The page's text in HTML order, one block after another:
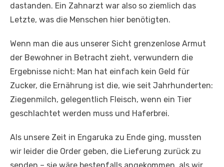
dastanden. Ein Zahnarzt war also so ziemlich das
Letzte, was die Menschen hier benötigten.
Wenn man die aus unserer Sicht grenzenlose Armut
der Bewohner in Betracht zieht, verwundern die
Ergebnisse nicht: Man hat einfach kein Geld für
Zucker, die Ernährung ist die, wie seit Jahrhunderten:
Ziegenmilch, gelegentlich Fleisch, wenn ein Tier
geschlachtet werden muss und Haferbrei.
Als unsere Zeit in Engaruka zu Ende ging, mussten
wir leider die Order geben, die Lieferung zurück zu